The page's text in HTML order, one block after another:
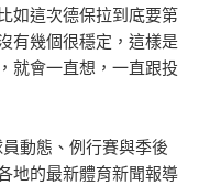
如這次德保拉到底要第
有幾個很穩定，這樣是
就會一直想，一直跟投
動態、例行賽與季後
地的最新體育新聞報導